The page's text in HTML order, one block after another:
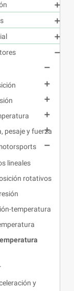








pesaje y fuerza


lineales
rotativos
temperatura
y